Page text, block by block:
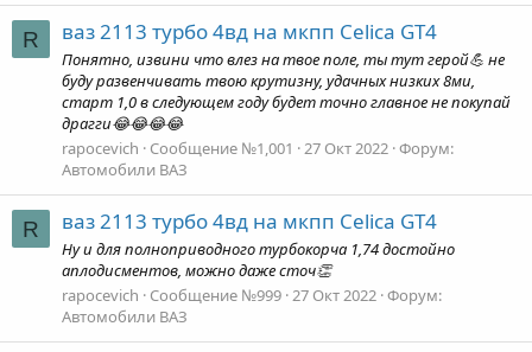
R ваз 2113 турбо 4вд на мкпп Celica GT4
Понятно, извини что влез на твое поле, ты тут герой💪 не
буду развенчивать твою крутизну, удачных низких 8ми,
старт 1,0 в следующем году будет точно главное не покупай
драгги😂😂😂😂
rapocevich
Сообщение №1,001 27 Окт 2022 Форум:
Автомобили ВАЗ
R ваз 2113 турбо 4вд на мкпп Celica GT4
Ну и для полноприводного турбокорча 1,74 достойно
аплодисментов, можно даже сточ👏
rapocevich
Сообщение №999 27 Окт 2022 Форум:
Автомобили ВАЗ